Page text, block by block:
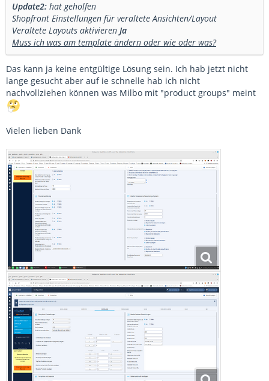
Update2: hat geholfen
Shopfront Einstellungen für veraltete Ansichten/Layout
Veraltete Layouts aktivieren Ja
Muss ich was am template ändern oder wie oder was?
Das kann ja keine entgültige Lösung sein. Ich hab jetzt nicht
lange gesucht aber auf ie schnelle hab ich nicht
nachvollziehen können was Milbo mit "product groups" meint
Vielen lieben Dank